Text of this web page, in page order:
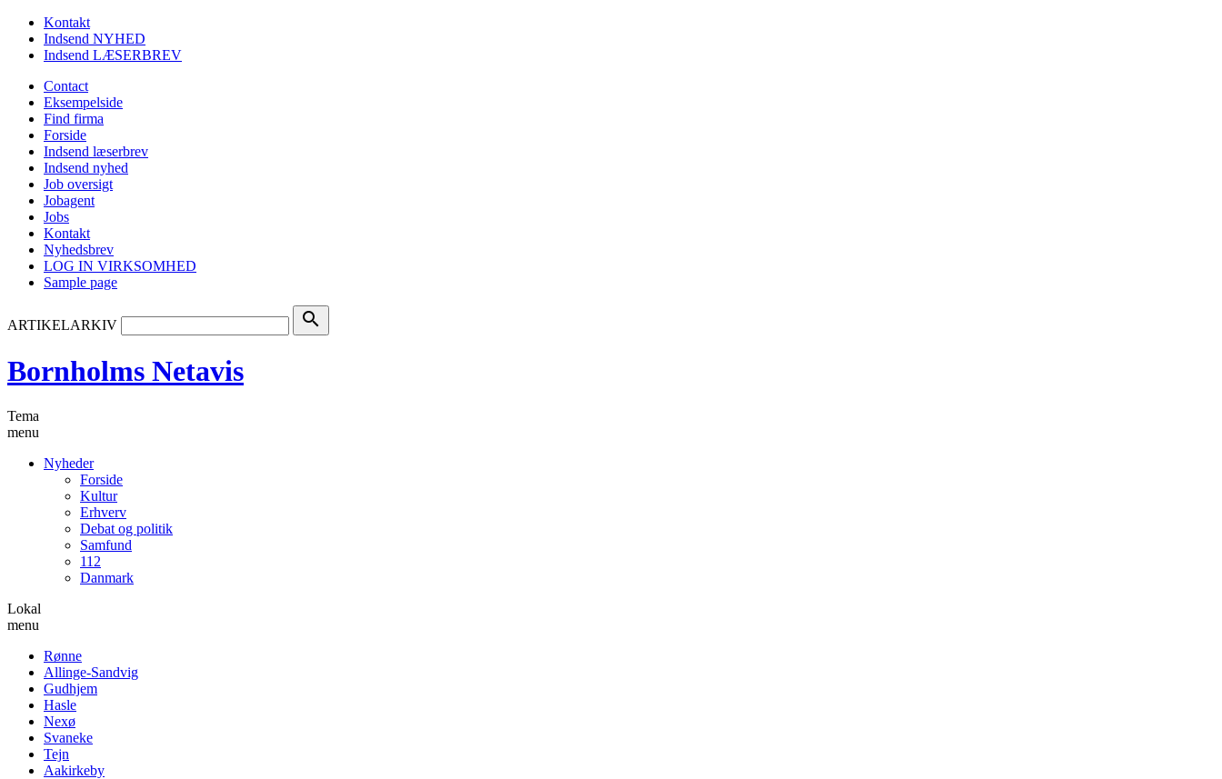
Kontakt
Indsend NYHED
Indsend LÆSERBREV
Contact
Eksempelside
Find firma
Forside
Indsend læserbrev
Indsend nyhed
Job oversigt
Jobagent
Jobs
Kontakt
Nyhedsbrev
LOG IN VIRKSOMHED
Sample page
ARTIKELARKIV search
Bornholms Netavis
Tema
menu
Nyheder
Forside
Kultur
Erhverv
Debat og politik
Samfund
112
Danmark
Lokal
menu
Rønne
Allinge-Sandvig
Gudhjem
Hasle
Nexø
Svaneke
Tejn
Aakirkeby